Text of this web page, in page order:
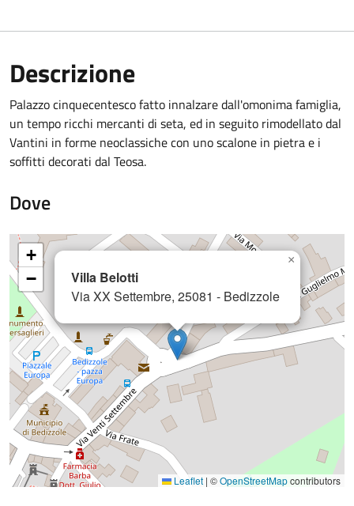
Descrizione
Palazzo cinquecentesco fatto innalzare dall'omonima famiglia,
un tempo ricchi mercanti di seta, ed in seguito rimodellato dal
Vantini in forme neoclassiche con uno scalone in pietra e i
soffitti decorati dal Teosa.
Dove
Villa Belotti
Via XX Settembre, 25081 - Bedizzole
×
+
−
Leaflet | ©OpenStreetMapcontributors